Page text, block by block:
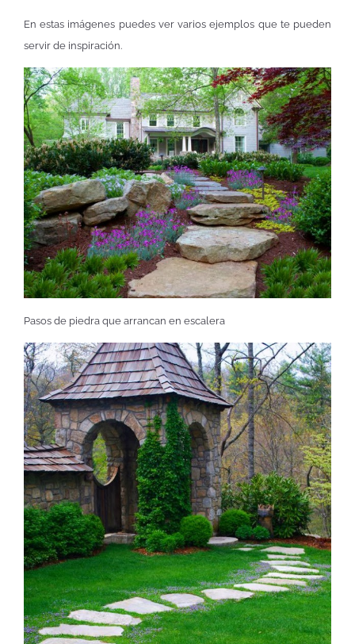
En estas imágenes puedes ver varios ejemplos que te pueden
servir de inspiración.
Pasos de piedra que arrancan en escalera